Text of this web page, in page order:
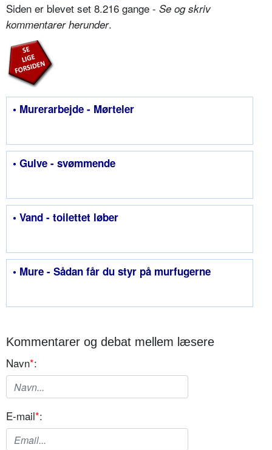
Siden er blevet set 8.216 gange - Se og skriv
kommentarer herunder.
• Murerarbejde - Mørteler
• Gulve - svømmende
• Vand - toilettet løber
• Mure - Sådan får du styr på murfugerne
Kommentarer og debat mellem læsere
Navn*:
E-mail*: